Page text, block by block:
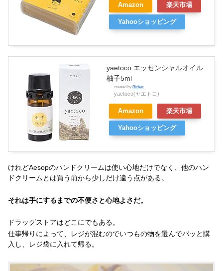
Amazon 楽天市場
Yahooショッピング
yaetoco エッセンシャルオイル
柚子5ml
created by Rinker
yaetoco(ヤエトコ)
Amazon 楽天市場
Yahooショッピング
けれどAesopのハンドクリームは使い心地だけでなく、他のハン
ドクリームとは買う前から少しだけ違う点がある。
それは手にするまでの不便さと心地よさだ。
ドラッグストアはどこにでもある。
仕事帰りによって、レジが混むのでいつもの物を選んでパッと購
入し、レジ袋に入れて帰る。